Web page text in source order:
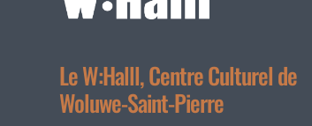
Le W:Halll, Centre Culturel de
Woluwe-Saint-Pierre